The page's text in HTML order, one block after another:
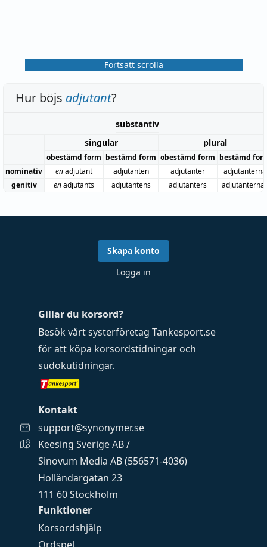
Fortsätt scrolla
Hur böjs adjutant?
substantiv
singular
plural
obestämd form bestämd form obestämd form bestämd
nominativ
enadjutant adjutanten adjutanter
adjutanterna
genitiv
enadjutants adjutantens adjutanters
Funktioner
Korsordshjälp
Gillar du korsord?
Besök vårt systerföretag Tankesport.se
för att köpa korsordstidningar och
sudokutidningar.
Kontakt
support@synonymer.se
Keesing Sverige AB /
Sinovum Media AB (556571-4036)
Holländargatan 23
111 60 Stockholm
Skapa konto
Logga in